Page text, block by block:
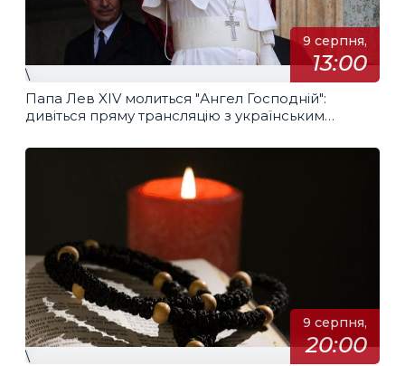
9 серпня,
13:00
\
Папа Лев XIV молиться "Ангел Господній":
дивіться пряму трансляцію з українським
9 серпня,
20:00
\